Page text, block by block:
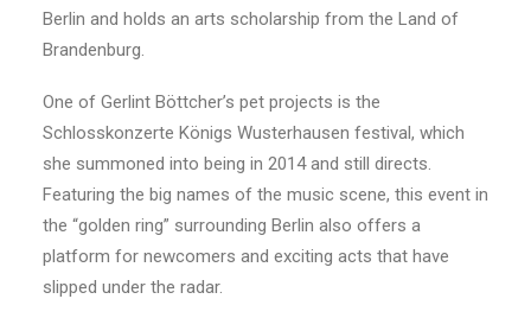
Berlin and holds an arts scholarship from the Land of
Brandenburg.
One of Gerlint Böttcher’s pet projects is the
Schlosskonzerte Königs Wusterhausen festival, which
she summoned into being in 2014 and still directs.
Featuring the big names of the music scene, this event in
the “golden ring” surrounding Berlin also offers a
platform for newcomers and exciting acts that have
slipped under the radar.